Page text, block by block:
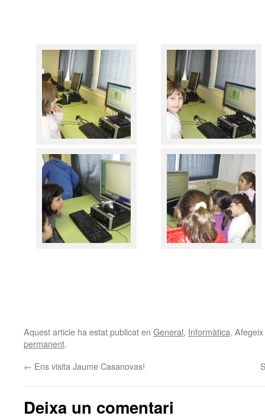
Aquest article ha estat publicat en General, Informàtica.
permanent.
← Ens visita Jaume Casanovas!
Deixa un comentari